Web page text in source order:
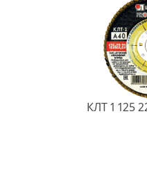
КЛТ 1 125